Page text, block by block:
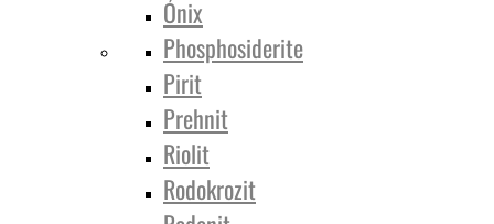
Ónix
Phosphosiderite
Pirit
Prehnit
Riolit
Rodokrozit